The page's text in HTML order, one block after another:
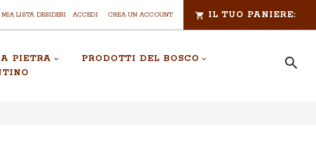
LISTA DESIDERI ACCEDI CREA UN ACCOUNT IL TUO PANIERE:
PIETRA
PRODOTTI DEL BOSCO
Cerca